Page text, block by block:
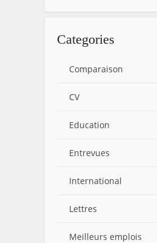
Categories
Comparaison
CV
Education
Entrevues
International
Lettres
Meilleurs emplois